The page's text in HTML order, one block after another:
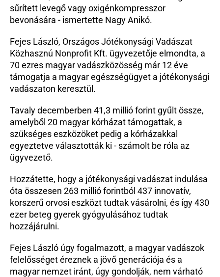
sűrített levegő vagy oxigénkompresszor
bevonására - ismertette Nagy Anikó.
Fejes László, Országos Jótékonysági Vadászat
Közhasznú Nonprofit Kft. ügyvezetője elmondta, a
70 ezres magyar vadászközösség már 12 éve
támogatja a magyar egészségügyet a jótékonysági
vadászaton keresztül.
Tavaly decemberben 41,3 millió forint gyűlt össze,
amelyből 20 magyar kórházat támogattak, a
szükséges eszközöket pedig a kórházakkal
egyeztetve választották ki - számolt be róla az
ügyvezető.
Hozzátette, hogy a jótékonysági vadászat indulása
óta összesen 263 millió forintból 437 innovatív,
korszerű orvosi eszközt tudtak vásárolni, és így 430
ezer beteg gyerek gyógyulásához tudtak
hozzájárulni.
Fejes László úgy fogalmazott, a magyar vadászok
felelősséget éreznek a jövő generációja és a
magyar nemzet iránt, úgy gondolják, nem várható